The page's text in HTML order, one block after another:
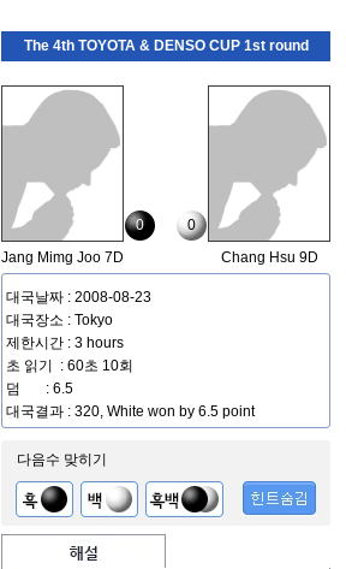
The 4th TOYOTA & DENSO CUP 1st round
0
0
Jang Mimg Joo 7D
Chang Hsu 9D
대국날짜 : 2008-08-23
대국장소 : Tokyo
제한시간 : 3 hours
초 읽기 : 60초 10회
덤 : 6.5
대국결과 : 320, White won by 6.5 point
다음수 맞히기